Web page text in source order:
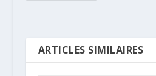
ARTICLES SIMILAIRES